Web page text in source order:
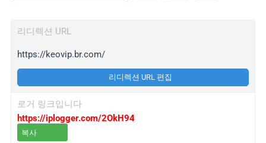
리디렉션 URL
https://keovip.br.com/
리디렉션 URL 편집
로거 링크입니다
https://iplogger.com/2OkH94
복사